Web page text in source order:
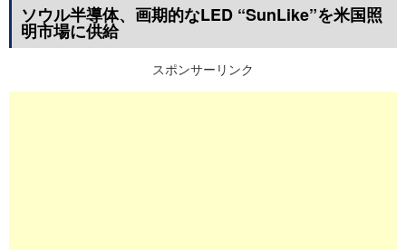
キ
ッ
ソウル半導体、画期的なLED “SunLike”を米国照
明市場に供給
スポンサーリンク